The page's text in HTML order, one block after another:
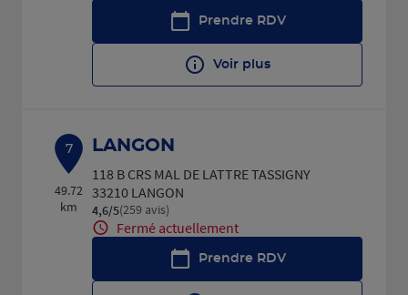
Prendre RDV
Voir plus
7
49.72
km
LANGON
118 B CRS MAL DE LATTRE TASSIGNY
33210 LANGON
4,6/5Note de 4.6 sur 5
(259 avis)
Fermé actuellement
Prendre RDV